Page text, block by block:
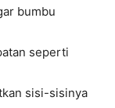
bumbu
seperti
sisi-sisinya